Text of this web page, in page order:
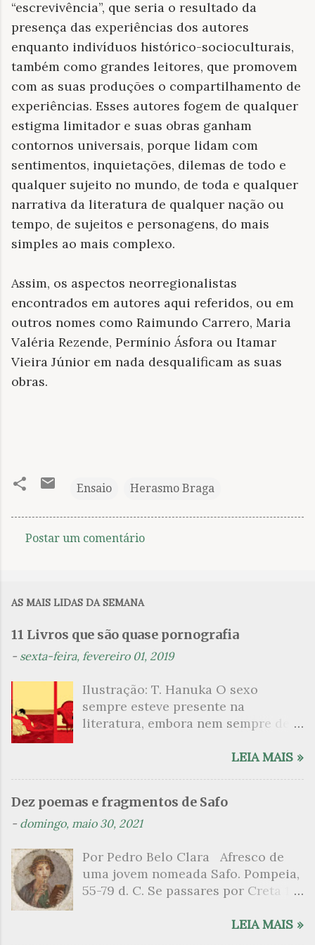
“escrevivência”, que seria o resultado da
presença das experiências dos autores
enquanto indivíduos histórico-socioculturais,
também como grandes leitores, que promovem
com as suas produções o compartilhamento de
experiências. Esses autores fogem de qualquer
estigma limitador e suas obras ganham
contornos universais, porque lidam com
sentimentos, inquietações, dilemas de todo e
qualquer sujeito no mundo, de toda e qualquer
narrativa da literatura de qualquer nação ou
tempo, de sujeitos e personagens, do mais
simples ao mais complexo.
Assim, os aspectos neorregionalistas
encontrados em autores aqui referidos, ou em
outros nomes como Raimundo Carrero, Maria
Valéria Rezende, Permínio Ásfora ou Itamar
Vieira Júnior em nada desqualificam as suas
obras.
Ensaio Herasmo Braga
n
t
i
o
Postar um comentário
AS MAIS LIDAS DA SEMANA
11 Livros que são quase pornografia
- sexta-feira, fevereiro 01, 2019
Ilustração: T. Hanuka O sexo
sempre esteve presente na
literatura, embora nem sempre de
que mergulharam em sua própria
psicanalítico e findaram por revelar
a partir dessa intimidade o lado
apresenta um conjunto de livros
nos quais os escritores se
desnudam, livros que dispensam o
tom. Christine Angot, até o presente
LEIA MAIS »
Dez poemas e fragmentos de Safo
- domingo, maio 30, 2021
Por Pedro Belo Clara Afresco de
uma jovem nomeada Safo. Pompeia,
55-79 d. C. Se passares por Creta 1
grato é o pomar de macieiras e do
LEIA MAIS »